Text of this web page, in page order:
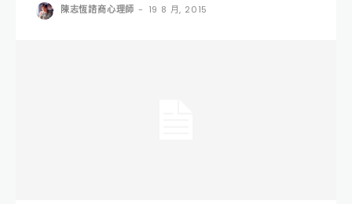
陳志恆諮商心理師 - 19 8 月, 2015